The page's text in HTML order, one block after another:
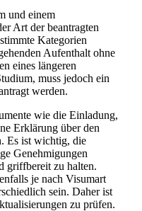
und einem
Art der beantragten
Kategorien
Aufenthalt ohne
eines längeren
muss jedoch ein
werden.
wie die Einladung,
Erklärung über den
Es ist wichtig, die
Genehmigungen
griffbereit zu halten.
je nach Visumart
sein. Daher ist
zu prüfen.